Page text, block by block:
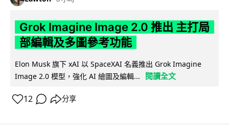
Grok Imagine Image 2.0 推出 主打局
部編輯及多圖參考功能
Elon Musk 旗下 xAI 以 SpaceXAI 名義推出 Grok Imagine
Image 2.0 模型，強化 AI 繪圖及編輯...
閱讀全文
12 分享